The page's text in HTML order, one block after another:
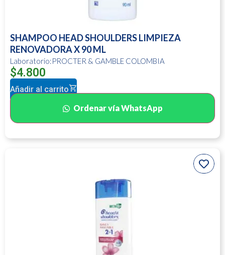
SHAMPOO HEAD SHOULDERS LIMPIEZA
RENOVADORA X 90 ML
Laboratorio:PROCTER & GAMBLE COLOMBIA
$4.800
Añadir al carrito
Ordenar vía WhatsApp